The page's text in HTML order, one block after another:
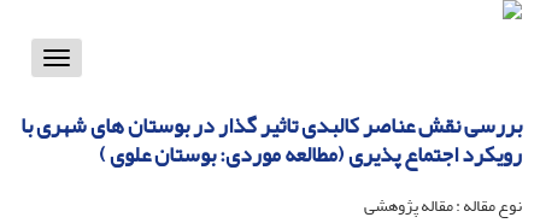
Toggle
بررسی نقش عناصر کالبدی تاثیر گذار در بوستان های شهری با
رویکرد اجتماع پذیری (مطالعه موردی: بوستان علوی )
نوع مقاله : مقاله پژوهشی